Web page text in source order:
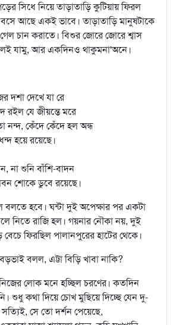
সিধে নিয়ে তাড়াতাড়ি কুটিয়ায় ফিরল
আছে একই ভাবে। তাড়াতাড়ি মানুষটাকে
চান করাতে। বিশুর জোরে জোরে শ্বাস
যামু, আর একদিনও থাকুমনা'অনে।
দেখে যা রে
যে জীয়ন্তে মরে
কেঁদে কেঁদে হল অন্ধ
হয়ে রয়েছে।
শুনি বাঁশি-বাদন
শোকে ডুবে রয়েছে।
বলতে হবে। ঘন্টা দুই অপেক্ষার পর একটা
নিতে রাজি হল। গয়নার নৌকা নয়, দুই
ফিরছিল পালানপুরের হাটের থেকে।
বলল, এট্টা বিড়ি খাবা নাকি?
লোক মনে হচ্ছিল চরণের। কতদিন
শুধু কথা দিয়ে চোখ মুছিয়ে দিচ্ছে যেন দু-
সে তো দর্শন পেয়েছে,